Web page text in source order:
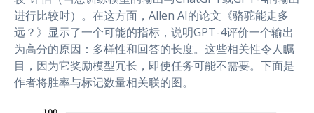
进行比较时）。在这方面，Allen AI的论文《骆驼能走多
远？》显示了一个可能的指标，说明GPT-4评价一个输出
为高分的原因：多样性和回答的长度。这些相关性令人瞩
目，因为它奖励模型冗长，即使任务可能不需要。下面是
作者将胜率与标记数量相关联的图。